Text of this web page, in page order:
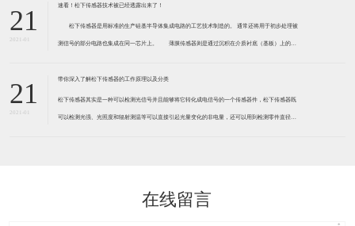
带有应变片的弹性体组成。弹性体通常由钢
21
2021-01
速看！松下传感器技术被已经透露出来了！
松下传感器是用标准的生产硅基半导体集成电路的工艺技术制造的。 通常还将用于初步处理被
测信号的部分电路也集成在同一芯片上。 薄膜传感器则是通过沉积在介质衬底（基板）上的，
器是利用相应材料的浆料，涂覆在陶瓷基片上
21
2021-01
带你深入了解松下传感器的工作原理以及分类
松下传感器其实是一种可以检测光信号并且能够将它转化成电信号的一个传感器件，松下传感器既
可以检测光强、光照度和辐射测温等可以直接引起光量变化的非电量，还可以用到检测零件直径、
在线留言